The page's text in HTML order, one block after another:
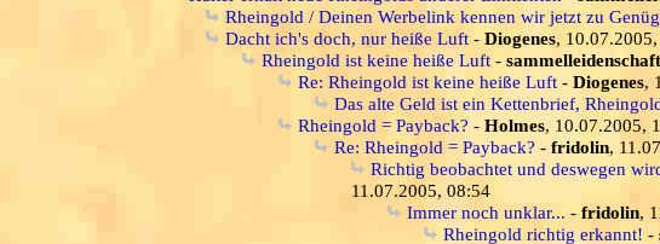
Rheingold / Deinen Werbelink kennen wir jetzt zu
Dacht ich's doch, nur heiße Luft - Diogenes,
Rheingold ist keine heiße Luft - sammelleidenschaft
Re: Rheingold ist keine heiße Luft - Diogenes,
Das alte Geld ist ein Kettenbrief,
Rheingold = Payback? - Holmes, 10.07.2005,
Re: Rheingold = Payback? - fridolin,
Richtig beobachtet und deswegen
11.07.2005, 08:54
Immer noch unklar... - fridolin,
Rheingold richtig erkannt! -